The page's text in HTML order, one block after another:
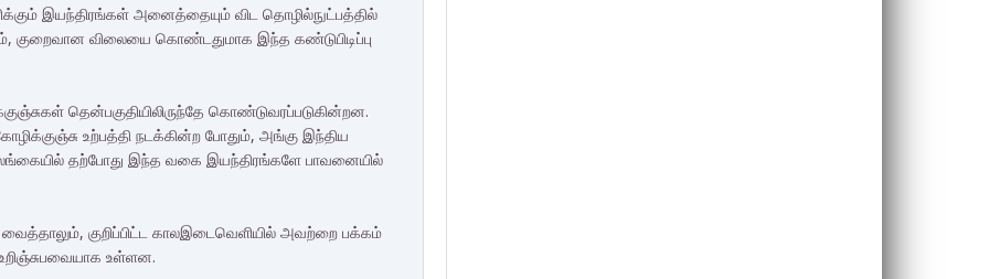
இயந்திரங்கள் அனைத்தையும் விட தொழில்நுட்பத்தில்
விலையை கொண்டதுமாக இந்த கண்டுபிடிப்பு
தென்பகுதியிலிருந்தே கொண்டுவரப்படுகின்றன.
உற்பத்தி நடக்கின்ற போதும், அங்கு இந்திய
தற்போது இந்த வகை இயந்திரங்களே பாவனையில்
குறிப்பிட்ட காலஇடைவெளியில் அவற்றை பக்கம்
உள்ளன.